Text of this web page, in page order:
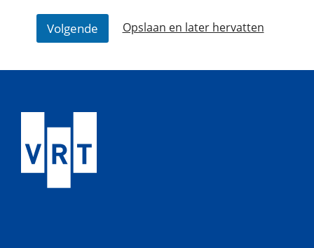
Volgende Opslaan en later hervatten